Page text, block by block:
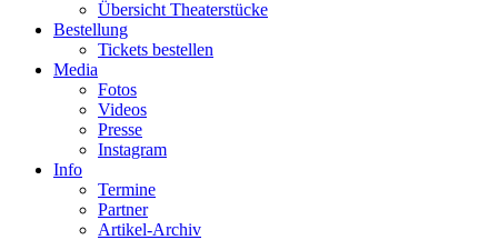
Übersicht Theaterstücke
Bestellung
Tickets bestellen
Media
Fotos
Videos
Presse
Instagram
Info
Termine
Partner
Artikel-Archiv